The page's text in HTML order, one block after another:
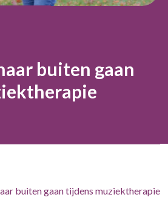
buiten gaan
buiten gaan tijdens muziektherapie